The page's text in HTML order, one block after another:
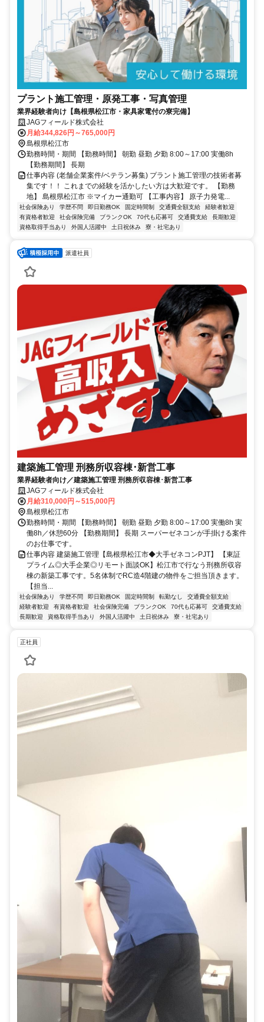
プラント施工管理・原発工事・写真管理
業界経験者向け【島根県松江市・家具家電付の寮完備】
JAGフィールド株式会社
月給344,826円～765,000円
島根県松江市
勤務時間・期間 【勤務時間】 朝勤 昼勤 夕勤 8:00～17:00 実働8h
【勤務期間】 長期
仕事内容 (老舗企業案件/ベテラン募集) プラント施工管理の技術者募
集です！！ これまでの経験を活かしたい方は大歓迎です。 【勤務
地】 島根県松江市 ※マイカー通勤可 【工事内容】 原子力発電...
社会保険あり 学歴不問 即日勤務OK 固定時間制 交通費全額支給
経験者歓迎
有資格者歓迎
社会保険完備 ブランクOK 70代も応募可 交通費支給
長期歓迎
資格取得手当あり
外国人活躍中 土日祝休み 寮・社宅あり
派遣社員
建築施工管理 刑務所収容棟･新営工事
業界経験者向け／建築施工管理 刑務所収容棟･新営工事
JAGフィールド株式会社
月給310,000円～515,000円
島根県松江市
勤務時間・期間 【勤務時間】 朝勤 昼勤 夕勤 8:00～17:00 実働8h 実
働8h／休憩60分 【勤務期間】 長期 スーパーゼネコンが手掛ける案件
のお仕事です。
仕事内容 建築施工管理【島根県松江市◆大手ゼネコンPJT】 【東証
プライム◎大手企業◎リモート面談OK】松江市で行なう刑務所収容
棟の新築工事です。5名体制でRC造4階建の物件をご担当頂きます。
【担当...
社会保険あり 学歴不問 即日勤務OK 固定時間制 転勤なし
交通費全額支給
経験者歓迎
有資格者歓迎 社会保険完備 ブランクOK 70代も応募可
交通費支給
長期歓迎
資格取得手当あり 外国人活躍中 土日祝休み 寮・社宅あり
正社員